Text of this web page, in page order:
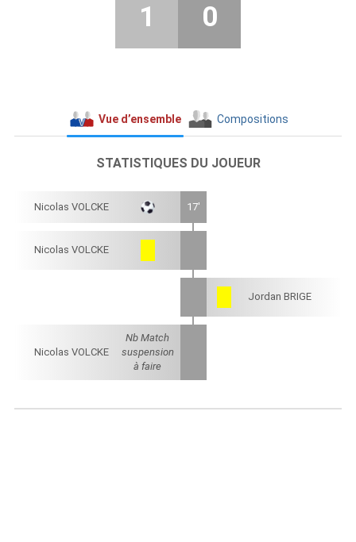
1 0
Vue d’ensemble Compositions
STATISTIQUES DU JOUEUR
Nicolas VOLCKE 17'
Nicolas VOLCKE
Jordan BRIGE
Nicolas VOLCKE
Nb Match
suspension
à faire